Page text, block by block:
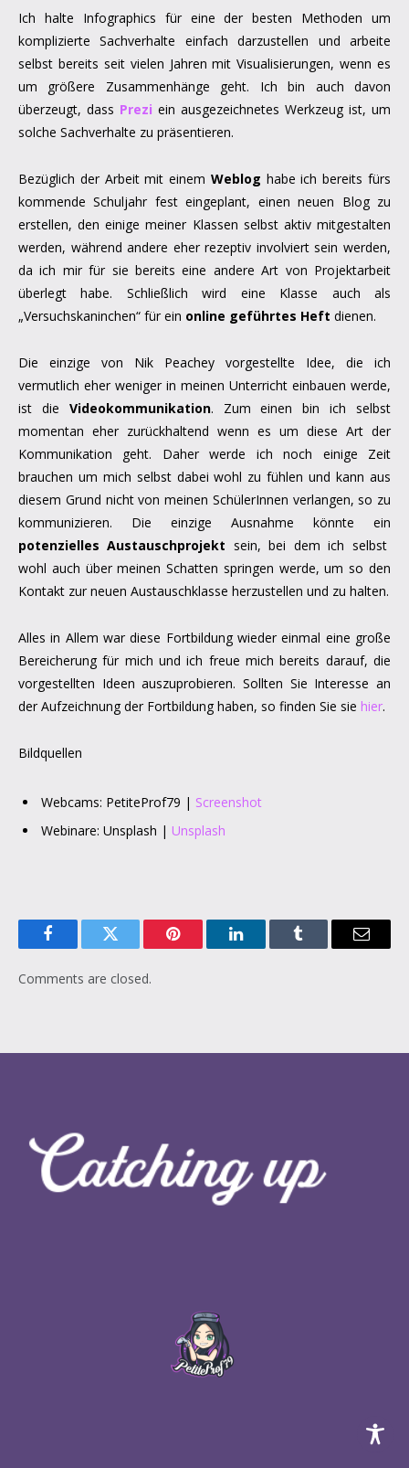
Ich halte Infographics für eine der besten Methoden um
komplizierte Sachverhalte einfach darzustellen und arbeite
selbst bereits seit vielen Jahren mit Visualisierungen, wenn es
um größere Zusammenhänge geht. Ich bin auch davon
überzeugt, dass Prezi ein ausgezeichnetes Werkzeug ist, um
solche Sachverhalte zu präsentieren.
Bezüglich der Arbeit mit einem Weblog habe ich bereits fürs
kommende Schuljahr fest eingeplant, einen neuen Blog zu
erstellen, den einige meiner Klassen selbst aktiv mitgestalten
werden, während andere eher rezeptiv involviert sein werden,
da ich mir für sie bereits eine andere Art von Projektarbeit
überlegt habe. Schließlich wird eine Klasse auch als
„Versuchskaninchen“ für ein online geführtes Heft dienen.
Die einzige von Nik Peachey vorgestellte Idee, die ich
vermutlich eher weniger in meinen Unterricht einbauen werde,
ist die Videokommunikation. Zum einen bin ich selbst
momentan eher zurückhaltend wenn es um diese Art der
Kommunikation geht. Daher werde ich noch einige Zeit
brauchen um mich selbst dabei wohl zu fühlen und kann aus
diesem Grund nicht von meinen SchülerInnen verlangen, so zu
kommunizieren. Die einzige Ausnahme könnte ein
potenzielles Austauschprojekt sein, bei dem ich selbst
wohl auch über meinen Schatten springen werde, um so den
Kontakt zur neuen Austauschklasse herzustellen und zu halten.
Alles in Allem war diese Fortbildung wieder einmal eine große
Bereicherung für mich und ich freue mich bereits darauf, die
vorgestellten Ideen auszuprobieren. Sollten Sie Interesse an
der Aufzeichnung der Fortbildung haben, so finden Sie sie hier.
Bildquellen
Webcams: PetiteProf79 | Screenshot
Webinare: Unsplash | Unsplash
FacebookTwitter Pinterest LinkedInTumblr Email
Comments are closed.